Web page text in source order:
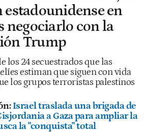
en
negociarlo con la
Trump
los 24 secuestrados que las
estiman que siguen con vida
los grupos terroristas palestinos
Israel traslada una brigada de
a Gaza para ampliar la
la "conquista" total